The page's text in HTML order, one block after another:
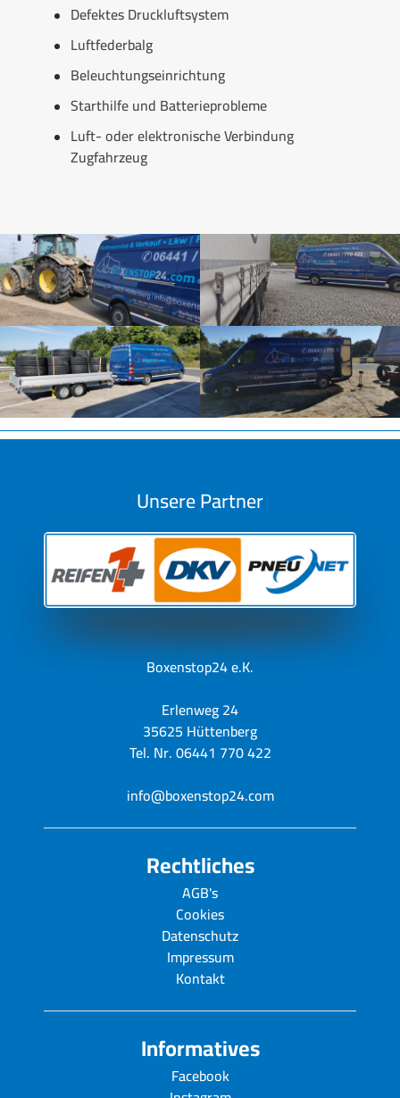
Defektes Druckluftsystem
Luftfederbalg
Beleuchtungseinrichtung
Starthilfe und Batterieprobleme
Luft- oder elektronische Verbindung
Zugfahrzeug
Unsere Partner
Boxenstop24 e.K.
Erlenweg 24
35625 Hüttenberg
Tel. Nr. 06441 770 422
info@boxenstop24.com
Rechtliches
AGB's
Cookies
Datenschutz
Impressum
Kontakt
Informatives
Facebook